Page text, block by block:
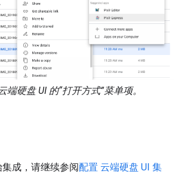
端硬盘 UI 的“打开方式”菜单项。
成，请继续参阅配置 云端硬盘 UI 集